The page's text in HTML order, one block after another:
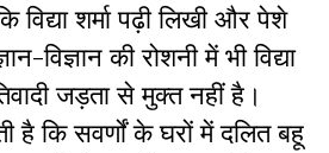
विद्या शर्मा पढ़ी लिखी और पेशे
विज्ञान की रोशनी में भी विद्या
जड़ता से मुक्त नहीं है।
है कि सवर्णों के घरों में दलित बहू